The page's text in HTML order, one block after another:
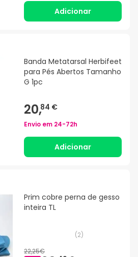
Adicionar
Banda Metatarsal Herbifeet
para Pés Abertos Tamanho
G 1pc
20,84 €
Envio em 24-72h
Adicionar
Prim cobre perna de gesso
inteira TL
(2)
22,25€